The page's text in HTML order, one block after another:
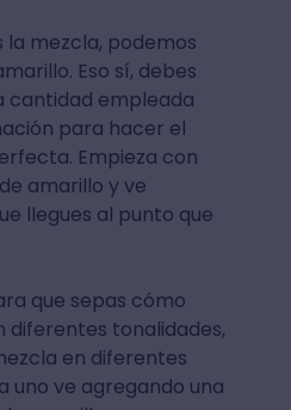
la mezcla, podemos
Eso sí, debes
cantidad empleada
para hacer el
Empieza con
amarillo y ve
llegues al punto que
que sepas cómo
diferentes tonalidades,
en diferentes
uno ve agregando una